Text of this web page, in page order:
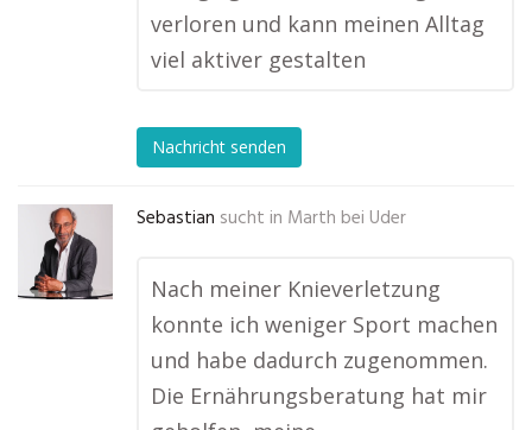
verloren und kann meinen Alltag
viel aktiver gestalten
Nachricht senden
Sebastian sucht in Marth bei Uder
Nach meiner Knieverletzung
konnte ich weniger Sport machen
und habe dadurch zugenommen.
Die Ernährungsberatung hat mir